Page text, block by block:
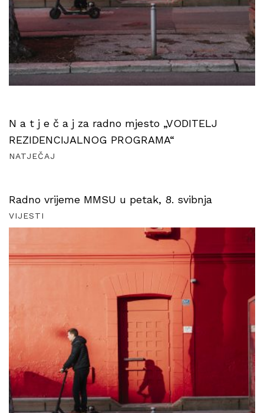
N a t j e č a j za radno mjesto „VODITELJ
REZIDENCIJALNOG PROGRAMA“
NATJEČAJ
Radno vrijeme MMSU u petak, 8. svibnja
VIJESTI